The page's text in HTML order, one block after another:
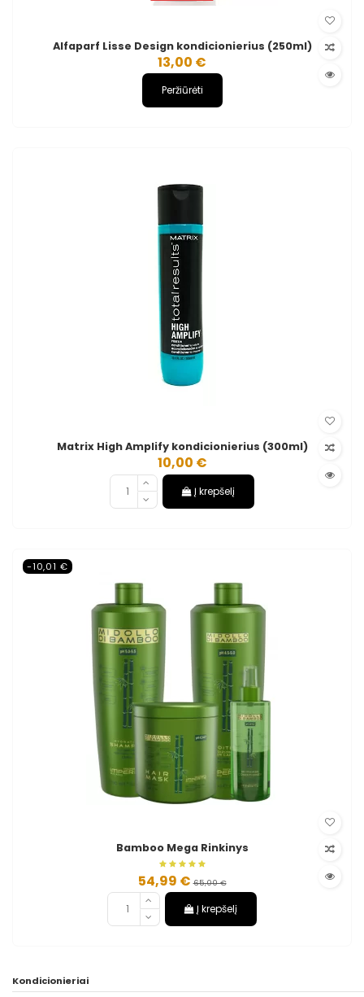
Alfaparf Lisse Design kondicionierius (250ml)
13,00 €
Peržiūrėti
Matrix High Amplify kondicionierius (300ml)
10,00 €
Į krepšelį
-10,01 €
Bamboo Mega Rinkinys
54,99 €65,00 €
Į krepšelį
Kondicionieriai